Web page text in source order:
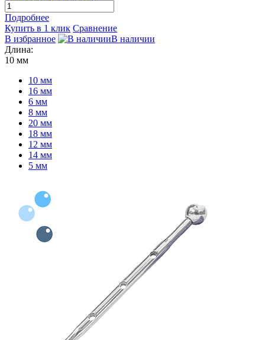
Подробнее
Купить в 1 клик Сравнение
В избранное
В наличии
Длина:
10 мм
10 мм
16 мм
6 мм
8 мм
20 мм
18 мм
12 мм
14 мм
5 мм